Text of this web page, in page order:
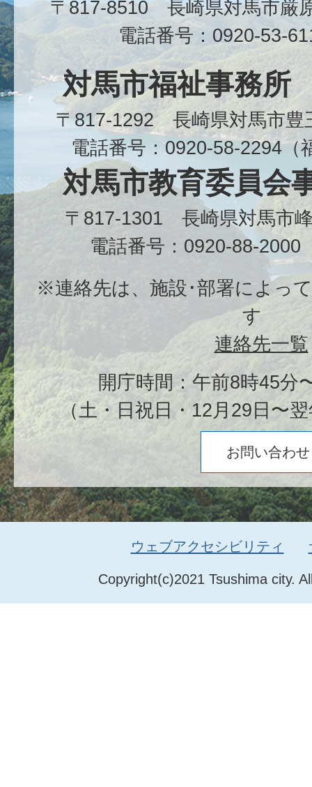
〒817-8510 長崎県対馬市
電話番号：0920-53-
対馬市福祉事務所
〒817-1292 長崎県対馬市
電話番号：0920-58-2294（
対馬市教育委員会
〒817-1301 長崎県対馬市
電話番号：0920-88-2000
※連絡先は、施設･部署によっ
す
連絡先一覧
開庁時間：午前8時45分
（土・日祝日・12月29日〜
お問い合わせ
Copyright(c)2021 Tsushima city.
ウェブアクセシビリティ